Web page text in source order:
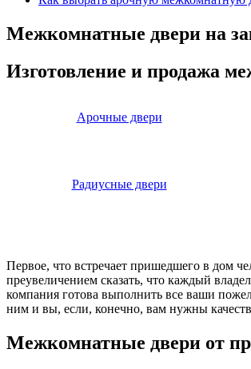
Межкомнатные двери на
Изготовление и продажа
Арочные двери
Радиусные двери
Первое, что встречает пришедшего в дом
преувеличением сказать, что каждый
компания готова выполнить все ваши
ним и вы, если, конечно, вам нужны
Межкомнатные двери от